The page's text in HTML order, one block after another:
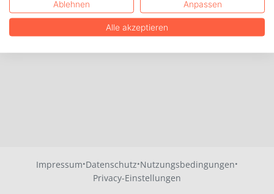
Impressum·Datenschutz·Nutzungsbedingungen·
Privacy-Einstellungen
Ablehnen Anpassen
Alle akzeptieren